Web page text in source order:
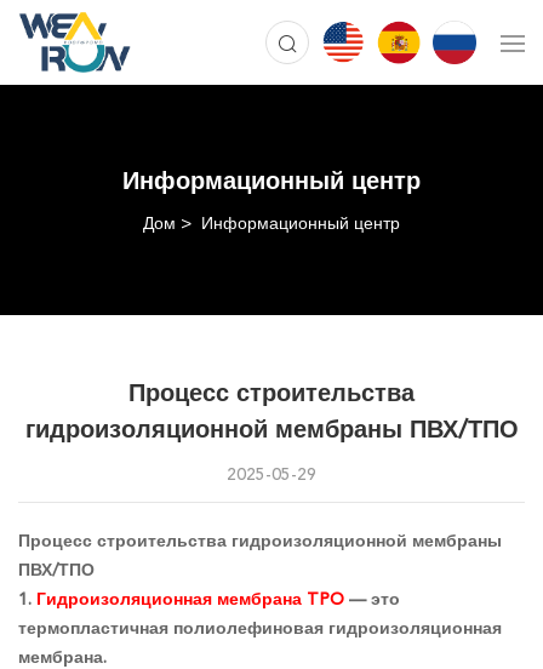
Информационный центр
Дом Информационный центр
Процесс строительства
гидроизоляционной мембраны ПВХ/ТПО
2025-05-29
Процесс строительства гидроизоляционной мембраны
ПВХ/ТПО
1. Гидроизоляционная мембрана TPO — это
термопластичная полиолефиновая гидроизоляционная
мембрана.